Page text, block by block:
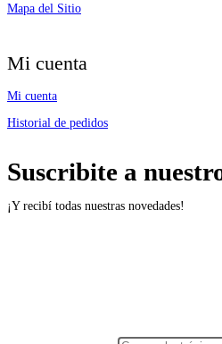
Mapa del Sitio
Mi cuenta
Mi cuenta
Historial de pedidos
Suscribite a
¡Y recibí todas nuestras novedades!